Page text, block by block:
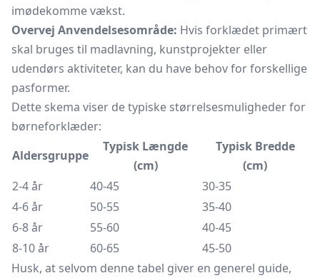
imødekomme vækst.
Overvej Anvendelsesområde: Hvis forklædet primært
skal bruges til madlavning, kunstprojekter eller
udendørs aktiviteter, kan du have behov for forskellige
pasformer.
Dette skema viser de typiske størrelsesmuligheder for
børneforklæder:
Aldersgruppe
Typisk Længde
(cm)
Typisk Bredde
(cm)
2-4 år
40-45
30-35
4-6 år
50-55
35-40
6-8 år
55-60
40-45
8-10 år
60-65
45-50
Husk, at selvom denne tabel giver en generel guide,